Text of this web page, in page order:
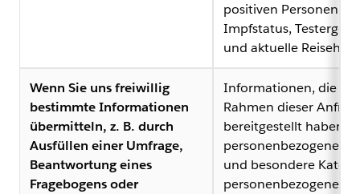
positiven Personen,
Impfstatus,
und aktuelle
Wenn Sie uns freiwillig
bestimmte Informationen
übermitteln, z. B. durch
Ausfüllen einer Umfrage,
Beantwortung eines
Fragebogens oder
Informationen, die
Rahmen dieser
bereitgestellt haben
personenbezogene
und besondere
personenbezogener